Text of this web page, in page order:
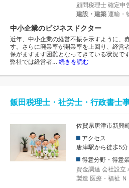
顧問税理士 確定申
建設・建築 運輸・
中小企業のビジネスドクター
近年、中小企業の経営不振を示すように、
す。さらに廃業率が開業率を上回り、経営
保がますます困難となってきている状況で
弊社では経営者… 続きを読む
飯田税理士・社労士・行政書士
佐賀県唐津市新興
アクセス
唐津駅から徒歩5分
得意分野・得意
資金調達 会社設立
製造 医療・福祉